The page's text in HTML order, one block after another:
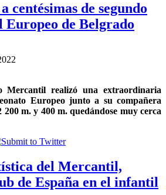
centésimas de segundo
Europeo de Belgrado
Mercantil realizó una extraordinaria
Europeo junto a su compañera
m. y 400 m. quedándose muy cerca
del Mercantil,
de España en el infantil